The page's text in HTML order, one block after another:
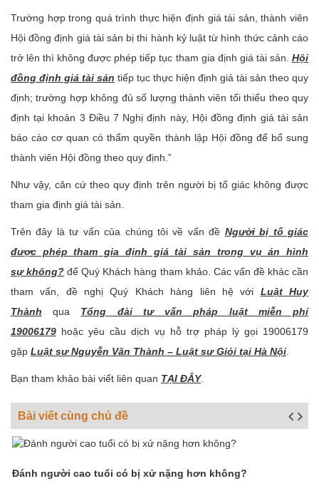
Trường hợp trong quá trình thực hiện định giá tài sản, thành viên
Hội đồng định giá tài sản bị thi hành kỷ luật từ hình thức cảnh cáo
trở lên thì không được phép tiếp tục tham gia định giá tài sản. Hội
đồng định giá tài sản tiếp tục thực hiện định giá tài sản theo quy
định; trường hợp không đủ số lượng thành viên tối thiểu theo quy
định tại khoản 3 Điều 7 Nghị định này, Hội đồng định giá tài sản
báo cáo cơ quan có thẩm quyền thành lập Hội đồng để bổ sung
thành viên Hội đồng theo quy định.”
Như vậy, căn cứ theo quy định trên người bị tố giác không được
tham gia định giá tài sản.
Trên đây là tư vấn của chúng tôi về vấn đề Người bị tố giác
được phép tham gia định giá tài sản trong vụ án hình
sự không? để Quý Khách hàng tham khảo. Các vấn đề khác cần
tham vấn, đề nghị Quý Khách hàng liên hệ với Luật Huy
Thành qua Tổng đài tư vấn pháp luật miễn phí
19006179 hoặc yêu cầu dịch vụ hỗ trợ pháp lý gọi 19006179
gặp Luật sư Nguyễn Văn Thành – Luật sư Giỏi tại Hà Nội.
Bạn tham khảo bài viết liên quan TẠI ĐÂY.
Bài viết cùng chủ đề
Đánh người cao tuổi có bị xử nặng hơn không?